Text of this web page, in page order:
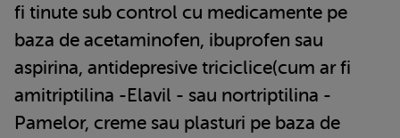
fi tinute sub control cu medicamente pe
baza de acetaminofen, ibuprofen sau
aspirina, antidepresive triciclice(cum ar fi
amitriptilina -Elavil - sau nortriptilina -
Pamelor, creme sau plasturi pe baza de